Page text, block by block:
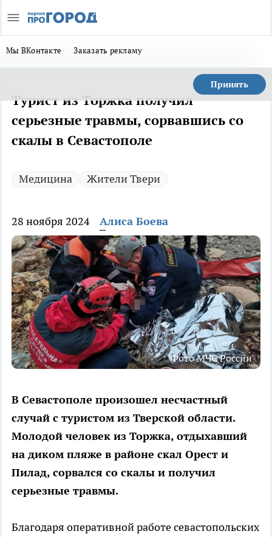
Мы ВКонтакте Заказать рекламу
Принять
Турист из Торжка получил
серьезные травмы, сорвавшись со
скалы в Севастополе
Медицина Жители Твери
28 ноября 2024 Алиса Боева
Фото МЧС России
В Севастополе произошел несчастный
случай с туристом из Тверской области.
Молодой человек из Торжка, отдыхавший
на диком пляже в районе скал Орест и
Пилад, сорвался со скалы и получил
серьезные травмы.
Благодаря оперативной работе севастопольских